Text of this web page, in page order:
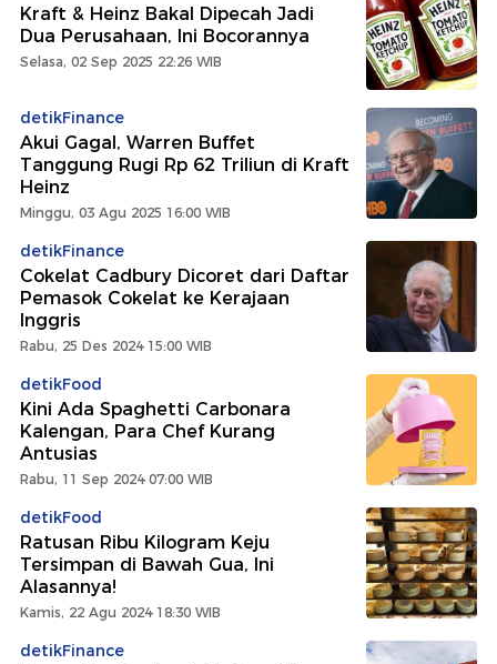
Kraft & Heinz Bakal Dipecah Jadi
Dua Perusahaan, Ini Bocorannya
Selasa, 02 Sep 2025 22:26 WIB
detikFinance
Akui Gagal, Warren Buffet
Tanggung Rugi Rp 62 Triliun di Kraft
Heinz
Minggu, 03 Agu 2025 16:00 WIB
detikFinance
Cokelat Cadbury Dicoret dari Daftar
Pemasok Cokelat ke Kerajaan
Inggris
Rabu, 25 Des 2024 15:00 WIB
detikFood
Kini Ada Spaghetti Carbonara
Kalengan, Para Chef Kurang
Antusias
Rabu, 11 Sep 2024 07:00 WIB
detikFood
Ratusan Ribu Kilogram Keju
Tersimpan di Bawah Gua, Ini
Alasannya!
Kamis, 22 Agu 2024 18:30 WIB
detikFinance